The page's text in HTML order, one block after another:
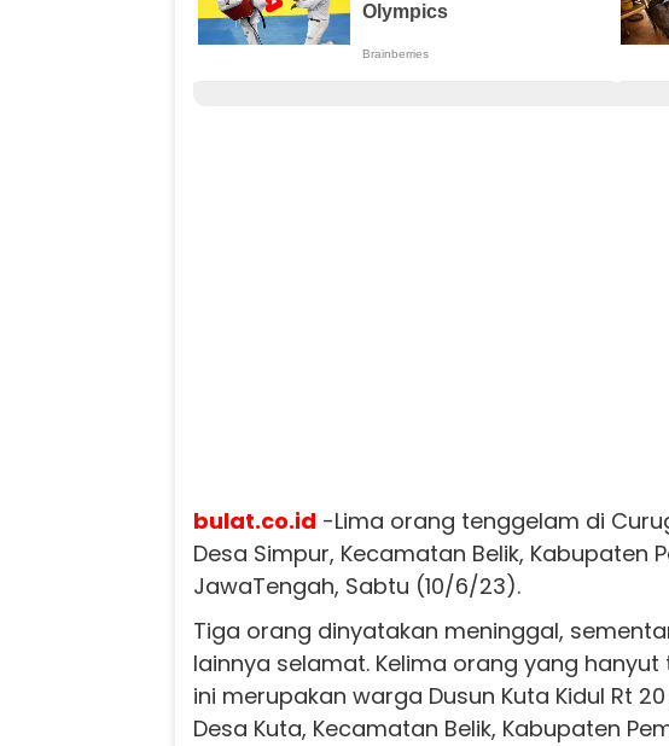
bulat.co.id -Lima orang tenggelam di
Desa Simpur, Kecamatan Belik, Kabupaten
JawaTengah, Sabtu (10/6/23).
Tiga orang dinyatakan meninggal,
lainnya selamat. Kelima orang yang
ini merupakan warga Dusun Kuta Kidul Rt 20
Desa Kuta, Kecamatan Belik, Kabupaten